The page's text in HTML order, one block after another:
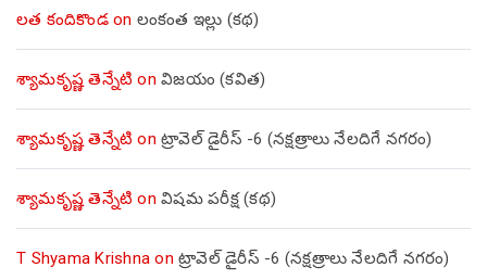
లత కందికొండon లంకంత ఇల్లు (కథ)
శ్యామకృష్ణ తెన్నేటి on విజయం (కవిత)
శ్యామకృష్ణ తెన్నేటి on ట్రావెల్ డైరీస్ -6 (నక్షత్రాలు నేలదిగే నగరం)
శ్యామకృష్ణ తెన్నేటి on విషమ పరీక్ష (క‌థ‌)
T Shyama Krishna on ట్రావెల్ డైరీస్ -6 (నక్షత్రాలు నేలదిగే నగరం)